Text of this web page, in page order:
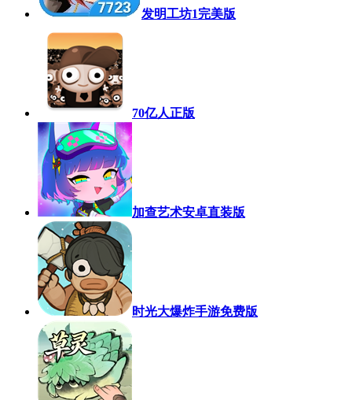
发明工坊1完美版
70亿人正版
加查艺术安卓直装版
时光大爆炸手游免费版